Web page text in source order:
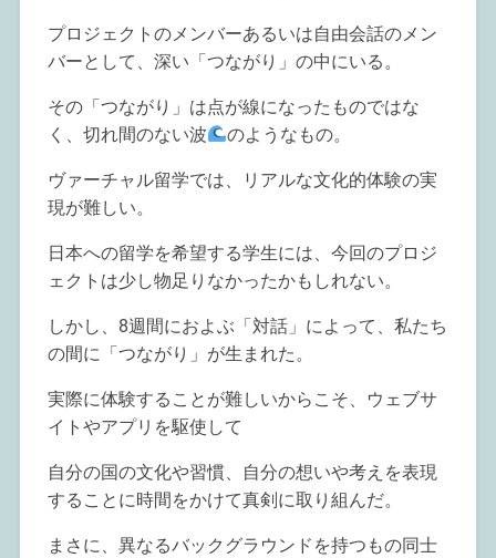
プロジェクトのメンバーあるいは自由会話のメン
バーとして、深い「つながり」の中にいる。
その「つながり」は点が線になったものではな
く、切れ間のない波
のようなもの。
ヴァーチャル留学では、リアルな文化的体験の実
現が難しい。
日本への留学を希望する学生には、今回のプロジ
ェクトは少し物足りなかったかもしれない。
しかし、8週間におよぶ「対話」によって、私たち
の間に「つながり」が生まれた。
実際に体験することが難しいからこそ、ウェブサ
イトやアプリを駆使して
自分の国の文化や習慣、自分の想いや考えを表現
することに時間をかけて真剣に取り組んだ。
まさに、異なるバックグラウンドを持つもの同士